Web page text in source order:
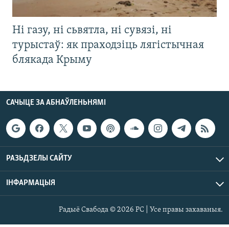
Ні газу, ні сьвятла, ні сувязі, ні
турыстаў: як праходзіць лягістычная
блякада Крыму
САЧЫЦЕ ЗА АБНАЎЛЕНЬНЯМІ
РАЗЬДЗЕЛЫ САЙТУ
ІНФАРМАЦЫЯ
Радыё Свабода © 2026 РС | Усе правы захаваныя.